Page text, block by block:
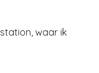
waar ik